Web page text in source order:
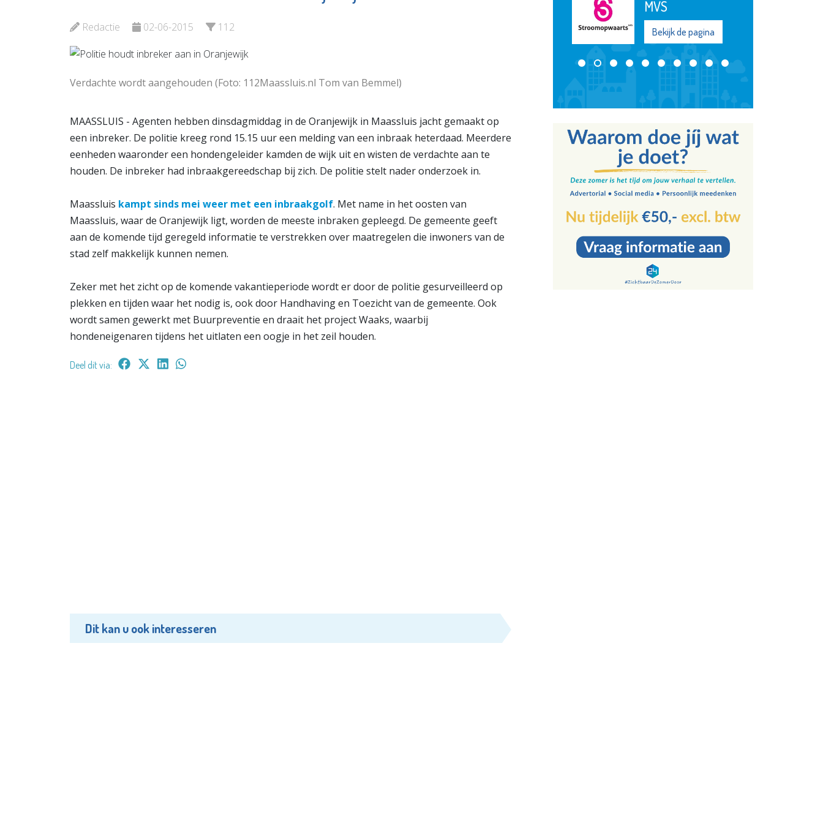
Redactie 02-06-2015 112
Verdachte wordt aangehouden (Foto: 112Maassluis.nl Tom van Bemmel)
MAASSLUIS - Agenten hebben dinsdagmiddag in de Oranjewijk in Maassluis jacht gemaakt op
een inbreker. De politie kreeg rond 15.15 uur een melding van een inbraak heterdaad. Meerdere
eenheden waaronder een hondengeleider kamden de wijk uit en wisten de verdachte aan te
houden. De inbreker had inbraakgereedschap bij zich. De politie stelt nader onderzoek in.
Maassluis kampt sinds mei weer met een inbraakgolf. Met name in het oosten van
Maassluis, waar de Oranjewijk ligt, worden de meeste inbraken gepleegd. De gemeente geeft
aan de komende tijd geregeld informatie te verstrekken over maatregelen die inwoners van de
stad zelf makkelijk kunnen nemen.
Zeker met het zicht op de komende vakantieperiode wordt er door de politie gesurveilleerd op
plekken en tijden waar het nodig is, ook door Handhaving en Toezicht van de gemeente. Ook
wordt samen gewerkt met Buurpreventie en draait het project Waaks, waarbij
hondeneigenaren tijdens het uitlaten een oogje in het zeil houden.
Deel dit via:
Dit kan u ook interesseren
Bekijk de pagina
MVS
Bekijk de pagina